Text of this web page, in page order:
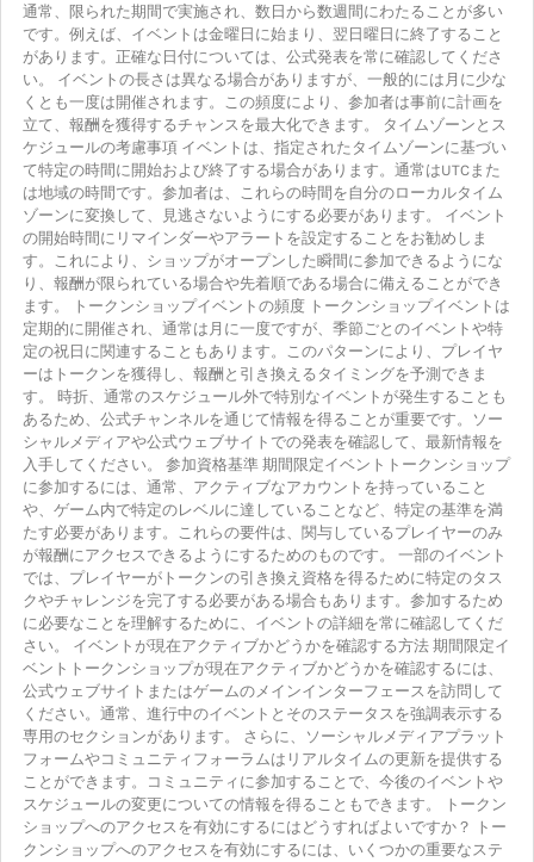
通常、限られた期間で実施され、数日から数週間にわたることが多い
です。例えば、イベントは金曜日に始まり、翌日曜日に終了すること
があります。正確な日付については、公式発表を常に確認してくださ
い。 イベントの長さは異なる場合がありますが、一般的には月に少な
くとも一度は開催されます。この頻度により、参加者は事前に計画を
立て、報酬を獲得するチャンスを最大化できます。 タイムゾーンとス
ケジュールの考慮事項 イベントは、指定されたタイムゾーンに基づい
て特定の時間に開始および終了する場合があります。通常はUTCまた
は地域の時間です。参加者は、これらの時間を自分のローカルタイム
ゾーンに変換して、見逃さないようにする必要があります。 イベント
の開始時間にリマインダーやアラートを設定することをお勧めしま
す。これにより、ショップがオープンした瞬間に参加できるようにな
り、報酬が限られている場合や先着順である場合に備えることができ
ます。 トークンショップイベントの頻度 トークンショップイベントは
定期的に開催され、通常は月に一度ですが、季節ごとのイベントや特
定の祝日に関連することもあります。このパターンにより、プレイヤ
ーはトークンを獲得し、報酬と引き換えるタイミングを予測できま
す。 時折、通常のスケジュール外で特別なイベントが発生することも
あるため、公式チャンネルを通じて情報を得ることが重要です。ソー
シャルメディアや公式ウェブサイトでの発表を確認して、最新情報を
入手してください。 参加資格基準 期間限定イベントトークンショップ
に参加するには、通常、アクティブなアカウントを持っていること
や、ゲーム内で特定のレベルに達していることなど、特定の基準を満
たす必要があります。これらの要件は、関与しているプレイヤーのみ
が報酬にアクセスできるようにするためのものです。 一部のイベント
では、プレイヤーがトークンの引き換え資格を得るために特定のタス
クやチャレンジを完了する必要がある場合もあります。参加するため
に必要なことを理解するために、イベントの詳細を常に確認してくだ
さい。 イベントが現在アクティブかどうかを確認する方法 期間限定イ
ベントトークンショップが現在アクティブかどうかを確認するには、
公式ウェブサイトまたはゲームのメインインターフェースを訪問して
ください。通常、進行中のイベントとそのステータスを強調表示する
専用のセクションがあります。 さらに、ソーシャルメディアプラット
フォームやコミュニティフォーラムはリアルタイムの更新を提供する
ことができます。コミュニティに参加することで、今後のイベントや
スケジュールの変更についての情報を得ることもできます。 トークン
ショップへのアクセスを有効にするにはどうすればよいですか？ トー
クンショップへのアクセスを有効にするには、いくつかの重要なステ